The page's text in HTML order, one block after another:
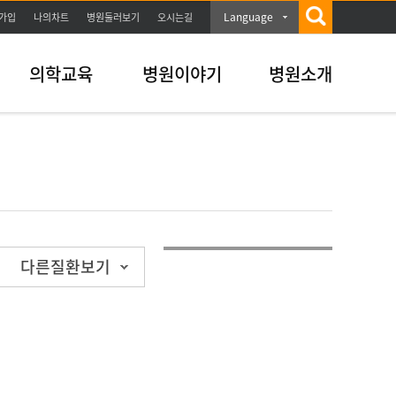
입 나의차트 병원둘러보기 오시는길 Language
의학교육 병원이야기 병원소개
다른질환보기